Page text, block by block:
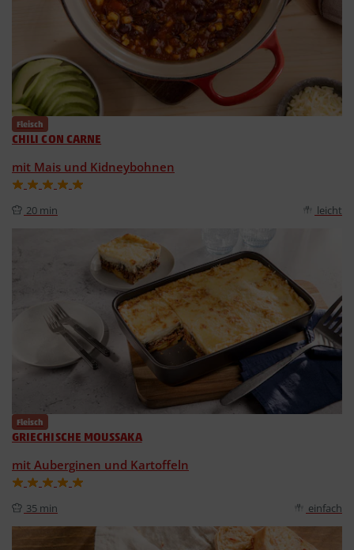
Fleisch
CHILI CON CARNE
mit Mais und Kidneybohnen
20 min leicht
Fleisch
GRIECHISCHE MOUSSAKA
mit Auberginen und Kartoffeln
35 min einfach